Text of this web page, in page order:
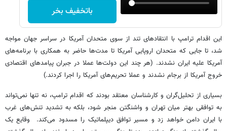
باتخفیف بخر
این اقدام ترامپ با انتقادهای تند از سوی متحدان آمریکا در سراسر جهان مواجه
شد، تا جایی که متحدان اروپایی آمریکا تا مدت‌ها حاضر به همکاری با برنامه‌های
آمریکا علیه ایران نشدند. (هر چند این دولت‌ها عملا در جبران پیامدهای اقتصادی
خروج آمریکا از برجام نشدند و عملا تحریم‌های آمریکا را اجرا کردند.)
بسیاری از تحلیل‌گران و کارشناسان معتقد بودند که اقدام ترامپ، نه تنها نمی‌تواند
به توافقی بهتر میان تهران و واشنگتن منجر شود، بلکه به تشدید تنش‌های غرب
با ایران دامن خواهد زد و مسیر توافق دیپلماتیک را مسدود می‌کند. وقایع یک